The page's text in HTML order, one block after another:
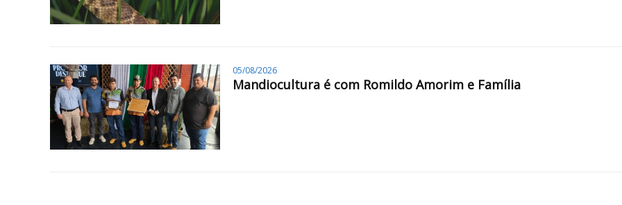
05/08/2026
Mandiocultura é com Romildo Amorim e Família